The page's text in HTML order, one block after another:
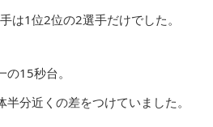
は1位2位の2選手だけでした。
15秒台。
分近くの差をつけていました。